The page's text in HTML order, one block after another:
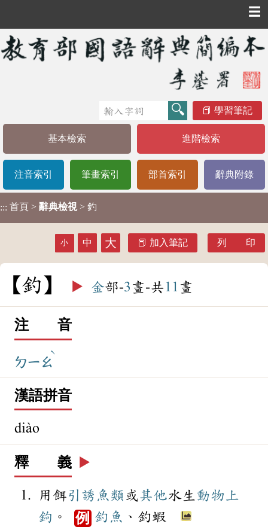
☰
學習筆記
基本檢索 進階檢索
注音索引 筆畫索引 部首索引 辭典附錄
::: 首頁 > 辭典檢視 > 釣
小 中 大 加入筆記 列 印
釣 ▶️ 金部-3 畫-共 11 畫
注 音
ㄉㄧㄠ
ˋ
漢語拼音
diào
釋 義 ▶️
用餌引誘 魚類 或其他水生 動物 上
鉤 。 例 釣魚 、釣蝦